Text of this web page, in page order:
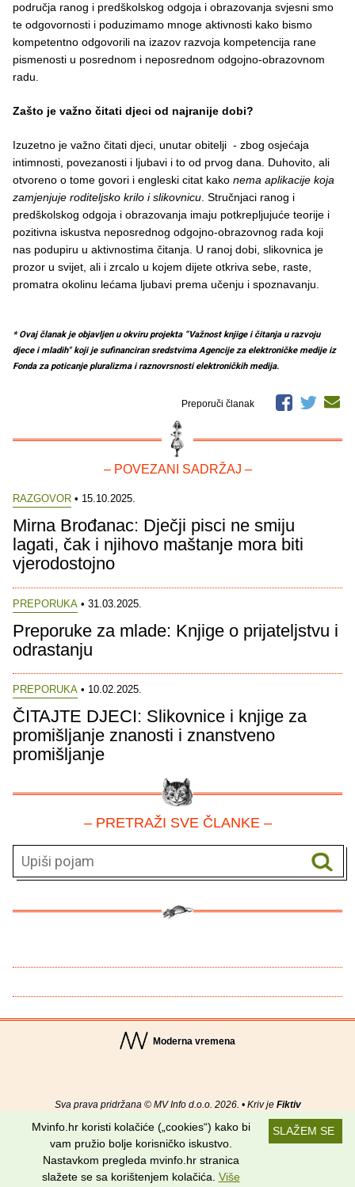
područja ranog i predškolskog odgoja i obrazovanja svjesni smo
te odgovornosti i poduzimamo mnoge aktivnosti kako bismo
kompetentno odgovorili na izazov razvoja kompetencija rane
pismenosti u posrednom i neposrednom odgojno-obrazovnom
radu.
Zašto je važno čitati djeci od najranije dobi?
Izuzetno je važno čitati djeci, unutar obitelji - zbog osjećaja
intimnosti, povezanosti i ljubavi i to od prvog dana. Duhovito, ali
otvoreno o tome govori i engleski citat kako nema aplikacije koja
zamjenjuje roditeljsko krilo i slikovnicu. Stručnjaci ranog i
predškolskog odgoja i obrazovanja imaju potkrepljujuće teorije i
pozitivna iskustva neposrednog odgojno-obrazovnog rada koji
nas podupiru u aktivnostima čitanja. U ranoj dobi, slikovnica je
prozor u svijet, ali i zrcalo u kojem dijete otkriva sebe, raste,
promatra okolinu lećama ljubavi prema učenju i spoznavanju.
* Ovaj članak je objavljen u okviru projekta “Važnost knjige i čitanja u razvoju
djece i mladih" koji je sufinanciran sredstvima Agencije za elektroničke medije iz
Fonda za poticanje pluralizma i raznovrsnosti elektroničkih medija.
Preporuči članak
– POVEZANI SADRŽAJ –
RAZGOVOR • 15.10.2025.
Mirna Brođanac: Dječji pisci ne smiju
lagati, čak i njihovo maštanje mora biti
vjerodostojno
PREPORUKA • 31.03.2025.
Preporuke za mlade: Knjige o prijateljstvu i
odrastanju
PREPORUKA • 10.02.2025.
ČITAJTE DJECI: Slikovnice i knjige za
promišljanje znanosti i znanstveno
promišljanje
– PRETRAŽI SVE ČLANKE –
Moderna vremena
Sva prava pridržana © MV Info d.o.o. 2026. • Kriv je Fiktiv
Uvjeti korištenja RSS kanali
Potraži nas na:
SLAŽEM SE
Mvinfo.hr koristi kolačiće („cookies“) kako bi
vam pružio bolje korisničko iskustvo.
Nastavkom pregleda mvinfo.hr stranica
slažete se sa korištenjem kolačića. Više